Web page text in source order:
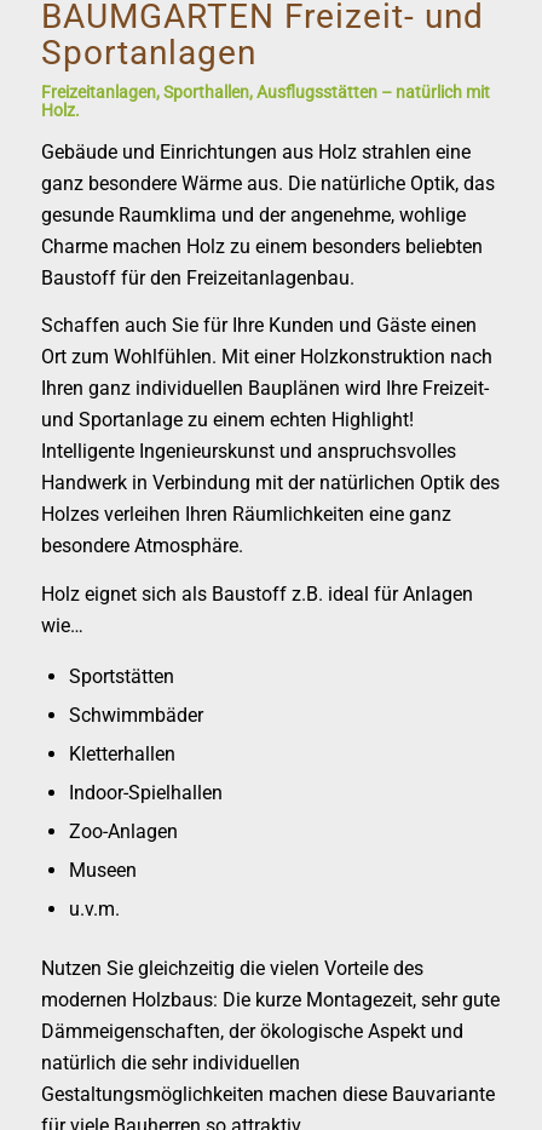
BAUMGARTEN Freizeit- und
Sportanlagen
Freizeitanlagen, Sporthallen, Ausflugsstätten – natürlich mit
Holz.
Gebäude und Einrichtungen aus Holz strahlen eine
ganz besondere Wärme aus. Die natürliche Optik, das
gesunde Raumklima und der angenehme, wohlige
Charme machen Holz zu einem besonders beliebten
Baustoff für den Freizeitanlagenbau.
Schaffen auch Sie für Ihre Kunden und Gäste einen
Ort zum Wohlfühlen. Mit einer Holzkonstruktion nach
Ihren ganz individuellen Bauplänen wird Ihre Freizeit-
und Sportanlage zu einem echten Highlight!
Intelligente Ingenieurskunst und anspruchsvolles
Handwerk in Verbindung mit der natürlichen Optik des
Holzes verleihen Ihren Räumlichkeiten eine ganz
besondere Atmosphäre.
Holz eignet sich als Baustoff z.B. ideal für Anlagen
wie…
Sportstätten
Schwimmbäder
Kletterhallen
Indoor-Spielhallen
Zoo-Anlagen
Museen
u.v.m.
Nutzen Sie gleichzeitig die vielen Vorteile des
modernen Holzbaus: Die kurze Montagezeit, sehr gute
Dämmeigenschaften, der ökologische Aspekt und
natürlich die sehr individuellen
Gestaltungsmöglichkeiten machen diese Bauvariante